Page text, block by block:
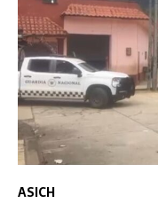
ASICH